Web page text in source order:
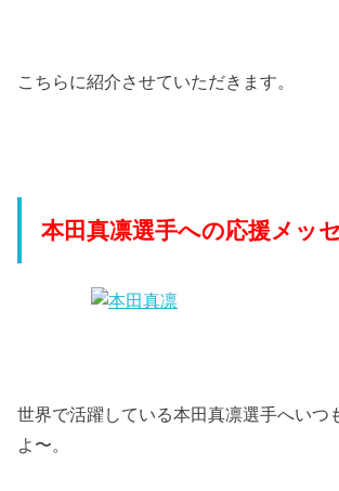
こちらに紹介させていただきます。
本田真凛選手への応援メッ
世界で活躍している本田真凛選手へいつ
よ〜。